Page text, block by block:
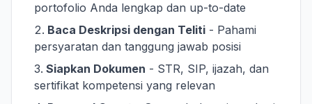
portofolio Anda lengkap dan up-to-date
Baca Deskripsi dengan Teliti - Pahami
persyaratan dan tanggung jawab posisi
Siapkan Dokumen - STR, SIP, ijazah, dan
sertifikat kompetensi yang relevan